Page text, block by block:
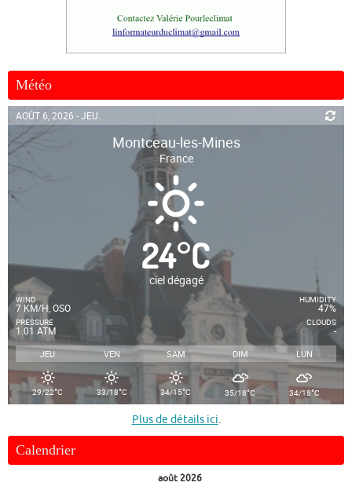
Météo
AOÛT 6, 2026 - JEU.
Montceau-les-Mines
France
24°C
ciel dégagé
WIND
7 KM/H, OSO
PRESSURE
1.01 ATM
HUMIDITY
47%
CLOUDS
-
JEU VEN SAM DIM LUN
29/22°C 33/18°C 34/15°C 35/18°C 34/18°C
Plus de détails ici.
Calendrier
août 2026